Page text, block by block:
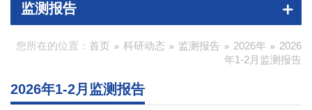
监测报告
您所在的位置： 首页 科研动态 监测报告 2026年
2026
年1-2月监测报告
2026年1-2月监测报告